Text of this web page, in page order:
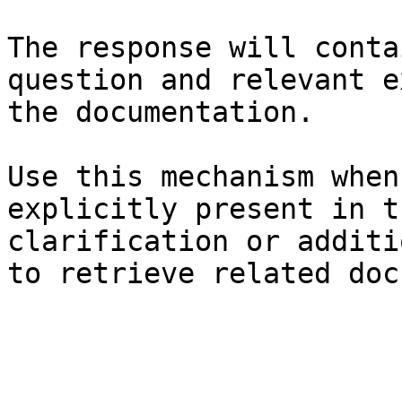
The response will
question and relevant
the documentation.
Use this mechanism
explicitly present in
clarification or